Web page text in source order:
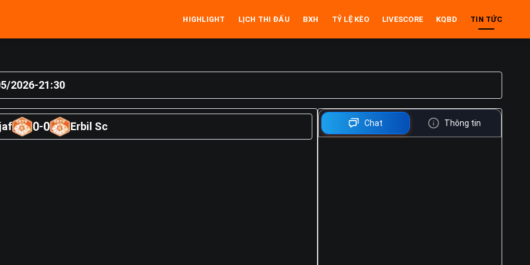
HIGHLIGHT LỊCH THI ĐẤU BXH TỶ LỆ KÈO LIVESCORE KQBD TIN TỨC
2026-21:30
0-0 Erbil Sc Chat Thông tin